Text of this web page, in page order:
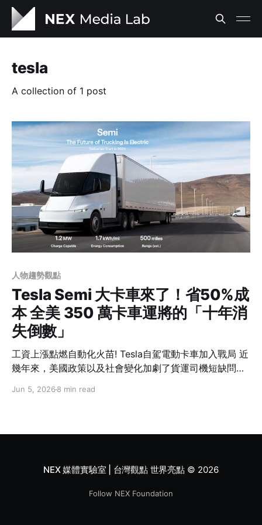
tesla
A collection of 1 post
人物趨勢觀點
Tesla Semi 大卡車來了！省50%成
本 全美 350 萬卡車運將的「十年消
失倒數」
工資上漲點燃自動化火苗! Tesla自駕電動卡車加入戰局 近
幾年來，美國政策以及社會變化加劇了貨運司機短缺問
既有勞動力而言工資上漲是好事，但對運輸企業經營者而
Jun 5, 2026 8 min read
NEX 媒體實驗室 | 台灣觀點 世界亮點© 2026
Follow NEX Foundation